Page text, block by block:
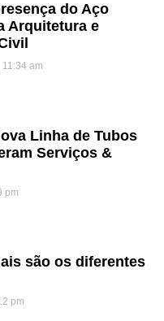
do Aço
Arquitetura e
11:34 am
Linha de Tubos
Serviços &
pm
são os diferentes
pm